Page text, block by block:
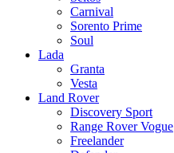
Carnival
Sorento Prime
Soul
Lada
Granta
Vesta
Land Rover
Discovery Sport
Range Rover Vogue
Freelander